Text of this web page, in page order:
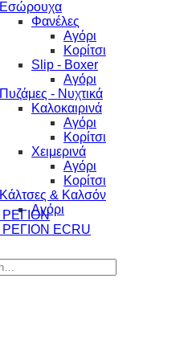
Εσώρουχα
Φανέλες
Αγόρι
Κορίτσι
Slip - Boxer
Αγόρι
Πυζάμες - Νυχτικά
Καλοκαιρινά
Αγόρι
Κορίτσι
Χειμερινά
Αγόρι
Κορίτσι
Κάλτσες & Καλσόν
Αγόρι